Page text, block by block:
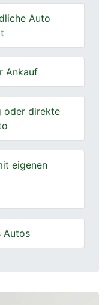
Auto
Ankauf
oder direkte
eigenen
Autos